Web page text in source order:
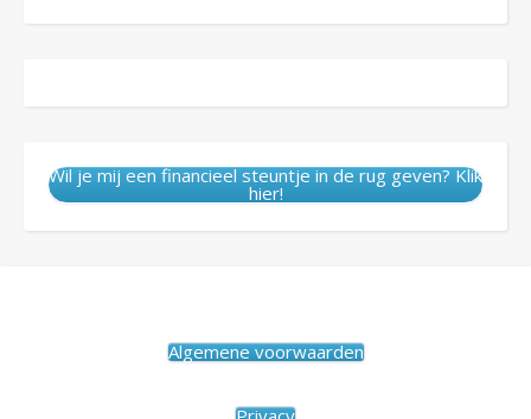
Wil je mij een financieel steuntje in de rug geven? Klik
hier!
Algemene voorwaarden